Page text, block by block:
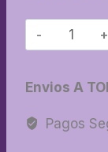
22-
Horno
Envios A
Pagos